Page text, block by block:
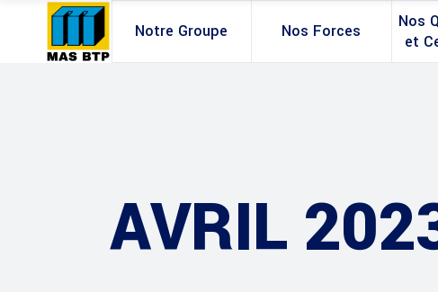
Notre Groupe Nos Forces
Nos
et
AVRIL